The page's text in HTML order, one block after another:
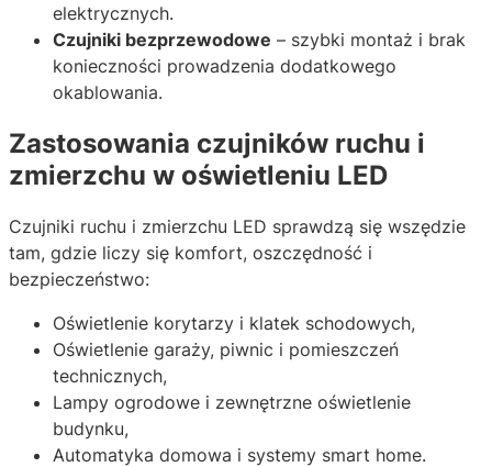
elektrycznych.
Czujniki bezprzewodowe – szybki montaż i brak
konieczności prowadzenia dodatkowego
okablowania.
Zastosowania czujników ruchu i
zmierzchu w oświetleniu LED
Czujniki ruchu i zmierzchu LED sprawdzą się wszędzie
tam, gdzie liczy się komfort, oszczędność i
bezpieczeństwo:
Oświetlenie korytarzy i klatek schodowych,
Oświetlenie garaży, piwnic i pomieszczeń
technicznych,
Lampy ogrodowe i zewnętrzne oświetlenie
budynku,
Automatyka domowa i systemy smart home.